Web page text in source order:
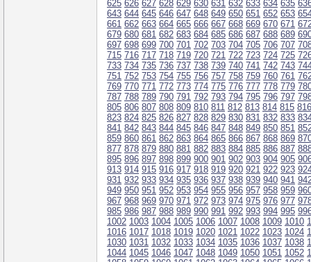
625 626 627 628 629 630 631 632 633 634 635
643 644 645 646 647 648 649 650 651 652 653
661 662 663 664 665 666 667 668 669 670 671
679 680 681 682 683 684 685 686 687 688 689
697 698 699 700 701 702 703 704 705 706 707
715 716 717 718 719 720 721 722 723 724 725
733 734 735 736 737 738 739 740 741 742 743
751 752 753 754 755 756 757 758 759 760 761
769 770 771 772 773 774 775 776 777 778 779
787 788 789 790 791 792 793 794 795 796 797
805 806 807 808 809 810 811 812 813 814 815 816
823 824 825 826 827 828 829 830 831 832 833
841 842 843 844 845 846 847 848 849 850 851
859 860 861 862 863 864 865 866 867 868 869
877 878 879 880 881 882 883 884 885 886 887
895 896 897 898 899 900 901 902 903 904 905
913 914 915 916 917 918 919 920 921 922 923
931 932 933 934 935 936 937 938 939 940 941
949 950 951 952 953 954 955 956 957 958 959
967 968 969 970 971 972 973 974 975 976 977
985 986 987 988 989 990 991 992 993 994 995
1002 1003 1004 1005 1006 1007 1008 1009 1010
1016 1017 1018 1019 1020 1021 1022 1023 1024
1030 1031 1032 1033 1034 1035 1036 1037 1038
1044 1045 1046 1047 1048 1049 1050 1051 1052